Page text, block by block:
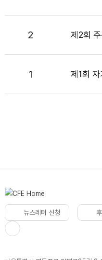
2 제2회
1 제1회
뉴스레터 신청